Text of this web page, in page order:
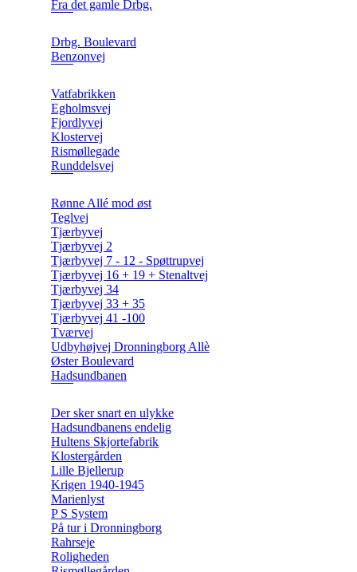
Fra det gamle Drbg.
Drbg. Boulevard
Benzonvej
Vatfabrikken
Egholmsvej
Fjordlyvej
Klostervej
Rismøllegade
Runddelsvej
Rønne Allé mod øst
Teglvej
Tjærbyvej
Tjærbyvej 2
Tjærbyvej 7 - 12 - Spøttrupvej
Tjærbyvej 16 + 19 + Stenaltvej
Tjærbyvej 34
Tjærbyvej 33 + 35
Tjærbyvej 41 -100
Tværvej
Udbyhøjvej Dronningborg Allè
Øster Boulevard
Hadsundbanen
Der sker snart en ulykke
Hadsundbanens endelig
Hultens Skjortefabrik
Klostergården
Lille Bjellerup
Krigen 1940-1945
Marienlyst
P S System
På tur i Dronningborg
Rahrseje
Roligheden